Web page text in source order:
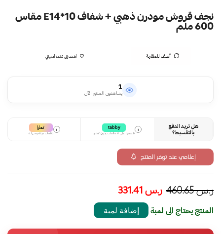
نجف قروش مودرن ذهبي + شفاف E14*10 مقاس
600 ملم
أضف للمقارنة أضف إلى قائمة أمنياتي
1
يشاهدون المنتج الآن
هل تريد الدفع
بالتقسيط؟
i
tabby
قسمها على 4 دفعات بدون تعقيد
i تمارا
دفعات مرنة وسهلة
إعلامي عند توفر المنتج
ر.س460.65 ر.س
المنتج يحتاج الى لمبة إضافة لمبة